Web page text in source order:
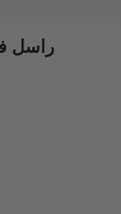
راسل